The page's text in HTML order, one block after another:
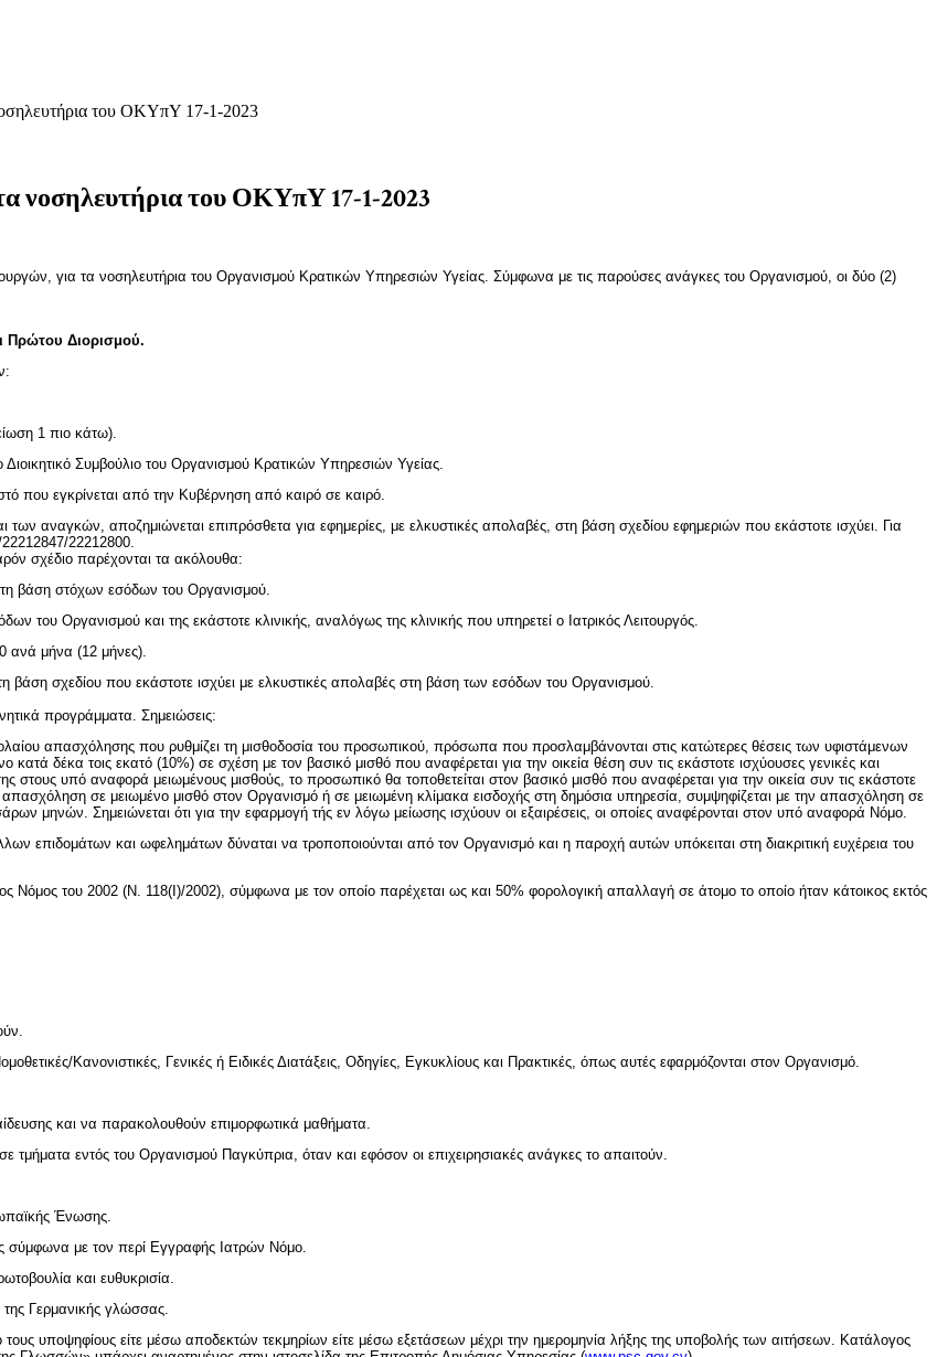
νοσηλευτήρια του ΟΚΥπΥ 17-1-2023
νοσηλευτήρια του ΟΚΥπΥ 17-1-2023
για τα νοσηλευτήρια του Οργανισμού Κρατικών Υπηρεσιών Υγείας. Σύμφωνα με τις παρούσες ανάγκες του Οργανισμού, οι δύο (2)
Πρώτου Διορισμού.
1 πιο κάτω).
Συμβούλιο του Οργανισμού Κρατικών Υπηρεσιών Υγείας.
που εγκρίνεται από την Κυβέρνηση από καιρό σε καιρό.
των αναγκών, αποζημιώνεται επιπρόσθετα για εφημερίες, με ελκυστικές απολαβές, στη βάση σχεδίου εφημεριών που εκάστοτε ισχύει. Για
22212800.
σχέδιο παρέχονται τα ακόλουθα:
βάση στόχων εσόδων του Οργανισμού.
Οργανισμού και της εκάστοτε κλινικής, αναλόγως της κλινικής που υπηρετεί ο Ιατρικός Λειτουργός.
ανά μήνα (12 μήνες).
σχεδίου που εκάστοτε ισχύει με ελκυστικές απολαβές στη βάση των εσόδων του Οργανισμού.
προγράμματα. Σημειώσεις:
απασχόλησης που ρυθμίζει τη μισθοδοσία του προσωπικού, πρόσωπα που προσλαμβάνονται στις κατώτερες θέσεις των υφιστάμενων
δέκα τοις εκατό (10%) σε σχέση με τον βασικό μισθό που αναφέρεται για την οικεία θέση συν τις εκάστοτε ισχύουσες γενικές και
υπό αναφορά μειωμένους μισθούς, το προσωπικό θα τοποθετείται στον βασικό μισθό που αναφέρεται για την οικεία συν τις εκάστοτε
απασχόληση σε μειωμένο μισθό στον Οργανισμό ή σε μειωμένη κλίμακα εισδοχής στη δημόσια υπηρεσία, συμψηφίζεται με την απασχόληση σε
μηνών. Σημειώνεται ότι για την εφαρμογή τής εν λόγω μείωσης ισχύουν οι εξαιρέσεις, οι οποίες αναφέρονται στον υπό αναφορά Νόμο.
επιδομάτων και ωφελημάτων δύναται να τροποποιούνται από τον Οργανισμό και η παροχή αυτών υπόκειται στη διακριτική ευχέρεια του
Νόμος του 2002 (Ν. 118(I)/2002), σύμφωνα με τον οποίο παρέχεται ως και 50% φορολογική απαλλαγή σε άτομο το οποίο ήταν κάτοικος εκτός
Κανονιστικές, Γενικές ή Ειδικές Διατάξεις, Οδηγίες, Εγκυκλίους και Πρακτικές, όπως αυτές εφαρμόζονται στον Οργανισμό.
και να παρακολουθούν επιμορφωτικά μαθήματα.
τμήματα εντός του Οργανισμού Παγκύπρια, όταν και εφόσον οι επιχειρησιακές ανάγκες το απαιτούν.
Ένωσης.
σύμφωνα με τον περί Εγγραφής Ιατρών Νόμο.
και ευθυκρισία.
Γερμανικής γλώσσας.
υποψηφίους είτε μέσω αποδεκτών τεκμηρίων είτε μέσω εξετάσεων μέχρι την ημερομηνία λήξης της υποβολής των αιτήσεων. Κατάλογος